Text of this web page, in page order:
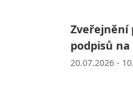
Zveřejnění
podpisů
20.07.2026 -